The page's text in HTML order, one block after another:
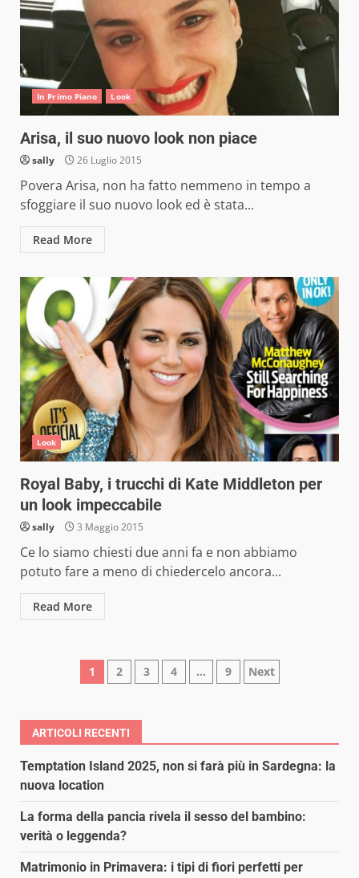
In Primo Piano Look
Arisa, il suo nuovo look non piace
sally 26 Luglio 2015
Povera Arisa, non ha fatto nemmeno in tempo a
sfoggiare il suo nuovo look ed è stata...
Read More
Look
Royal Baby, i trucchi di Kate Middleton per
un look impeccabile
sally 3 Maggio 2015
Ce lo siamo chiesti due anni fa e non abbiamo
potuto fare a meno di chiedercelo ancora...
Read More
Paginazione
articoli
1 2 3 4 … 9 Next
ARTICOLI RECENTI
Temptation Island 2025, non si farà più in Sardegna: la
nuova location
La forma della pancia rivela il sesso del bambino:
verità o leggenda?
Matrimonio in Primavera: i tipi di fiori perfetti per